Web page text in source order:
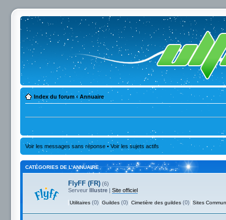
Index du forum ‹ Annuaire
Voir les messages sans réponse • Voir les sujets actifs
CATÉGORIES DE L’ANNUAIRE
FlyFF (FR) (6)
Serveur Illustre | Site officiel
Utilitaires (0) Guildes (0) Cimetière des guildes (0) Sites